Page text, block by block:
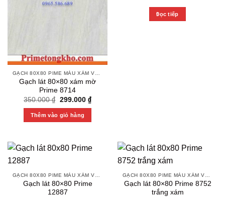
Gạch lát 80×80 xám mờ
Prime 8714
350.000₫ Original
was:
350.000 ₫.
299.000 ₫Current
price
Thêm vào giỏ hàng
Đọc tiếp
Gạch lát 80×80 Prime
12887
Gạch lát 80×80 Prime 8752
trắng xám